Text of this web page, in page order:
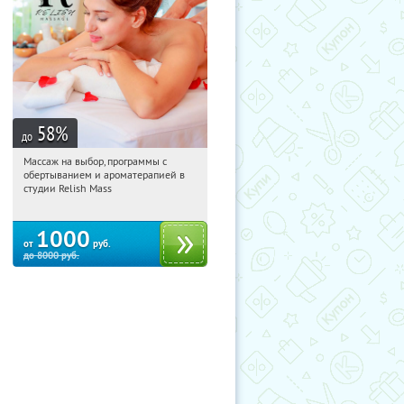
до 58%
04:59:55 Купили:
Площадь Восстания
Массаж на выбор, программы с
обертыванием и ароматерапией в
студии Relish Mass
от 1000 руб.
до8000руб.